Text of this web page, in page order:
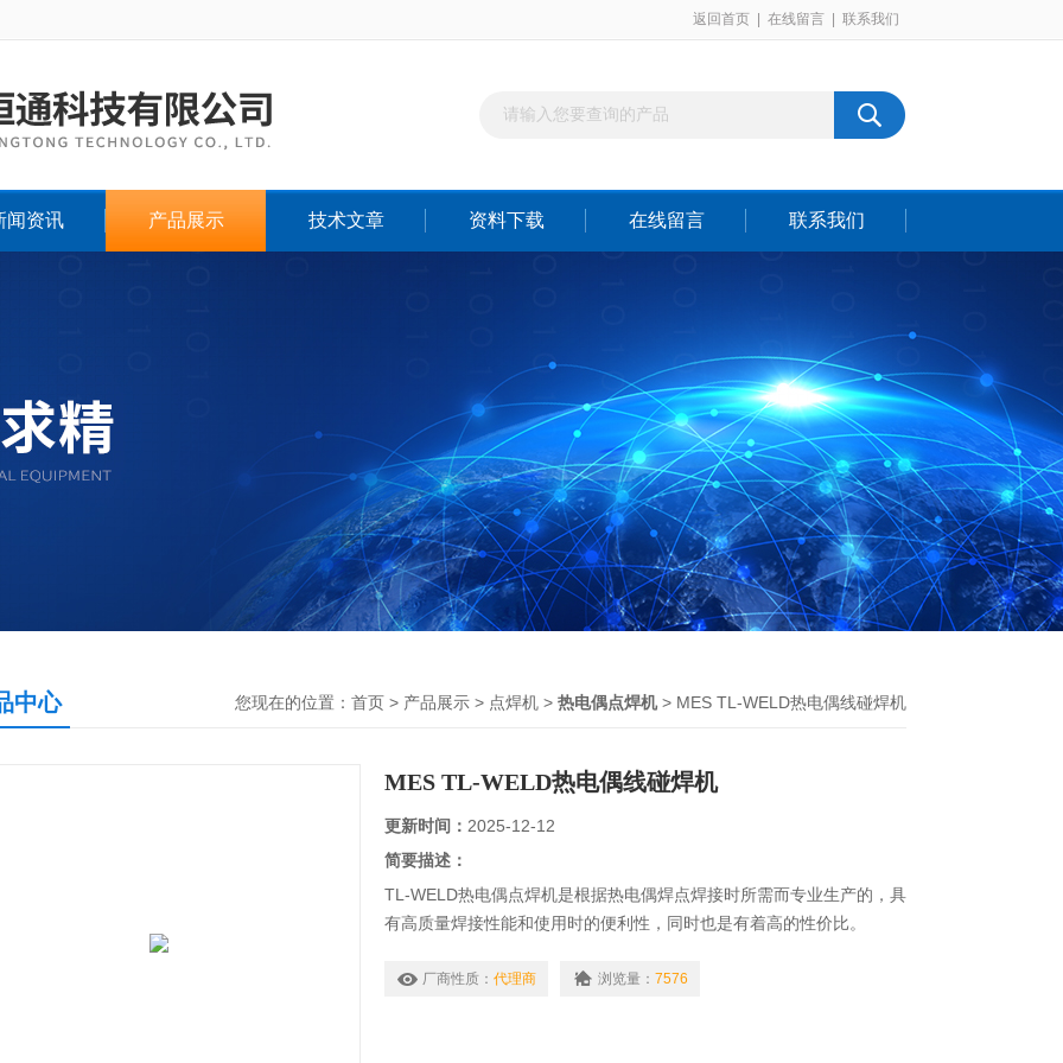
返回首页 在线留言 联系我们
闻资讯 产品展示 技术文章 资料下载 在线留言 联系我们
中心 您现在的位置： 首页 > 产品展示 > 点焊机 > 热电偶点焊机> MES TL-WELD热电偶线碰焊机
MES TL-WELD热电偶线碰焊机
更新时间： 2025-12-12
简要描述：
TL-WELD热电偶点焊机是根据热电偶焊点焊接时所需而专业生产的，具
有高质量焊接性能和使用时的便利性，同时也是有着高的性价比。
为MAN状态时使用，作氩气输出的手动开关控制。
厂商性质： 代理商 浏览量： 7576